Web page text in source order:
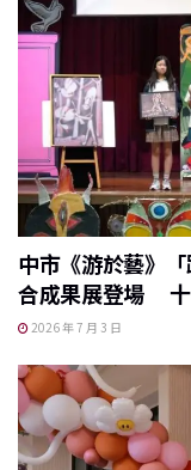
中市《游於藝》
合成果展登場 十
2026 年 7 月 3 日